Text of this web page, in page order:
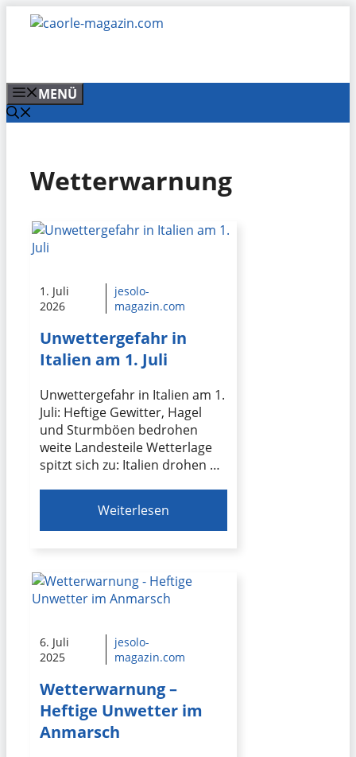
Zum
Inhalt
MENÜ
Wetterwarnung
1. Juli
2026
jesolo-
magazin.com
Unwettergefahr in
Italien am 1. Juli
Unwettergefahr in Italien am 1.
Juli: Heftige Gewitter, Hagel
und Sturmböen bedrohen
weite Landesteile Wetterlage
spitzt sich zu: Italien drohen …
Weiterlesen
6. Juli
2025
jesolo-
magazin.com
Wetterwarnung –
Heftige Unwetter im
Anmarsch